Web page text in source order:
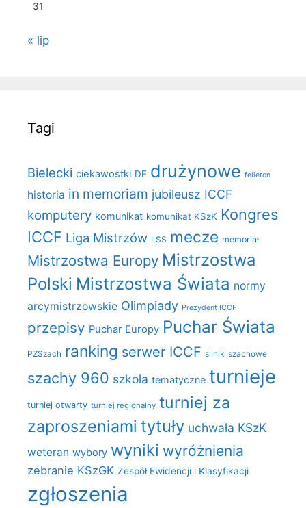
31
« lip
Tagi
Bielecki ciekawostki DE drużynowe felieton
historia in memoriam jubileusz ICCF
komputery komunikat komunikat KSzK Kongres
ICCF Liga Mistrzów LSS mecze memoriał
Mistrzostwa Europy Mistrzostwa
Polski Mistrzostwa Świata normy
arcymistrzowskie Olimpiady Prezydent ICCF
przepisy Puchar Europy Puchar Świata
PZSzach ranking serwer ICCF silniki szachowe
szachy 960 szkoła tematyczne turnieje
turniej otwarty turniej regionalny turniej za
zaproszeniami tytuły uchwała KSzK
weteran wybory wyniki wyróżnienia
zebranie KSzGK Zespół Ewidencji i Klasyfikacji
zgłoszenia